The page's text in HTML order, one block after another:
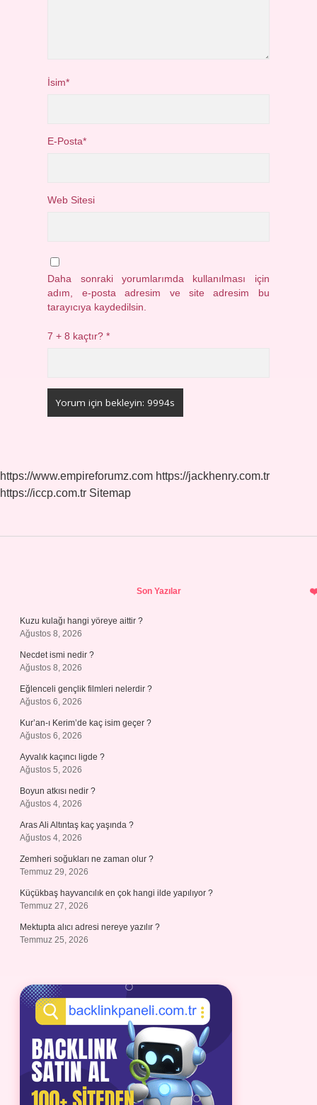
İsim*
E-Posta*
Web Sitesi
Daha sonraki yorumlarımda kullanılması için
adım, e-posta adresim ve site adresim bu
tarayıcıya kaydedilsin.
7 + 8 kaçtır?*
https://www.empireforumz.com https://jackhenry.com.tr
https://iccp.com.tr Sitemap
Son Yazılar
Kuzu kulağı hangi yöreye aittir ?
Ağustos 8, 2026
Necdet ismi nedir ?
Ağustos 8, 2026
Eğlenceli gençlik filmleri nelerdir ?
Ağustos 6, 2026
Kur’an-ı Kerim’de kaç isim geçer ?
Ağustos 6, 2026
Ayvalık kaçıncı ligde ?
Ağustos 5, 2026
Boyun atkısı nedir ?
Ağustos 4, 2026
Aras Ali Altıntaş kaç yaşında ?
Ağustos 4, 2026
Zemheri soğukları ne zaman olur ?
Temmuz 29, 2026
Küçükbaş hayvancılık en çok hangi ilde yapılıyor ?
Temmuz 27, 2026
Mektupta alıcı adresi nereye yazılır ?
Temmuz 25, 2026